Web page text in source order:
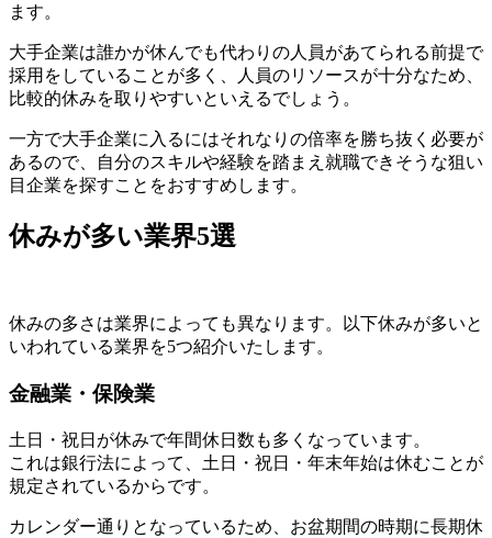
ます。
大手企業は誰かが休んでも代わりの人員があてられる前提で
採用をしていることが多く、人員のリソースが十分なため、
比較的休みを取りやすいといえるでしょう。
一方で大手企業に入るにはそれなりの倍率を勝ち抜く必要が
あるので、自分のスキルや経験を踏まえ就職できそうな狙い
目企業を探すことをおすすめします。
休みが多い業界5選
休みの多さは業界によっても異なります。以下休みが多いと
いわれている業界を5つ紹介いたします。
金融業・保険業
土日・祝日が休みで年間休日数も多くなっています。
これは銀行法によって、土日・祝日・年末年始は休むことが
規定されているからです。
カレンダー通りとなっているため、お盆期間の時期に長期休